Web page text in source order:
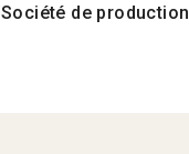
Société de production